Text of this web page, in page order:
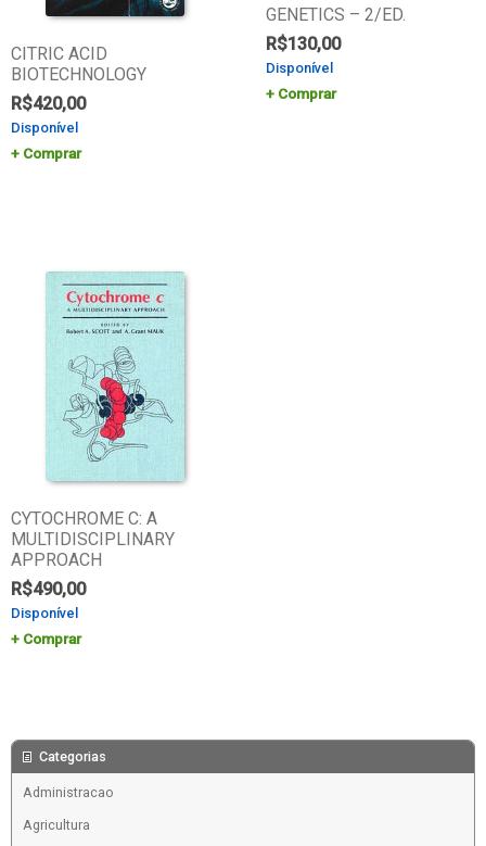
CITRIC ACID
BIOTECHNOLOGY
R$420,00
Disponível
Comprar
GENETICS – 2/ED.
R$130,00
Disponível
Comprar
CYTOCHROME C: A
MULTIDISCIPLINARY
APPROACH
R$490,00
Disponível
Comprar
Categorias
Administracao
Agricultura